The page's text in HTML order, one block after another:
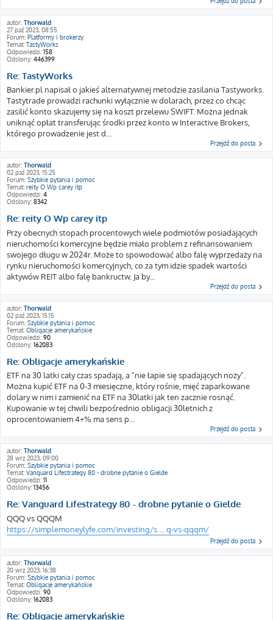
autor: Thorwald
27 paź 2023, 08:55
Forum: Platformy i brokerzy
Temat: TastyWorks
Odpowiedzi: 158
Odsłony: 446399
Re: TastyWorks
Bankier.pl napisał o jakieś alternatywnej metodzie zasilania Tastyworks.
Tastytrade prowadzi rachunki wyłącznie w dolarach, przez co chcąc
zasilić konto skazujemy się na koszt przelewu SWIFT. Można jednak
uniknąć opłat transferując środki przez konto w Interactive Brokers,
którego prowadzenie jest d...
Przejdź do posta
autor: Thorwald
02 paź 2023, 15:25
Forum: Szybkie pytania i pomoc
Temat: reity O Wp carey itp
Odpowiedzi: 4
Odsłony: 8342
Re: reity O Wp carey itp
Przy obecnych stopach procentowych wiele podmiotów posiadających
nieruchomości komercyjne będzie miało problem z refinansowaniem
swojego długu w 2024r. Może to spowodować albo falę wyprzedaży na
rynku nieruchomości komercyjnych, co za tym idzie spadek wartości
aktywów REIT albo falę bankructw. Ja by...
Przejdź do posta
autor: Thorwald
02 paź 2023, 15:15
Forum: Szybkie pytania i pomoc
Temat: Obligacje amerykańskie
Odpowiedzi: 90
Odsłony: 162083
Re: Obligacje amerykańskie
ETF na 30 latki cały czas spadają, a "nie łapie się spadających noży".
Można kupić ETF na 0-3 miesięczne, który rośnie, mięć zaparkowane
dolary w nim i zamienić na ETF na 30latki jak ten zacznie rosnąć.
Kupowanie w tej chwili bezpośrednio obligacji 30letnich z
oprocentowaniem 4+% ma sens p...
Przejdź do posta
autor: Thorwald
28 wrz 2023, 09:00
Forum: Szybkie pytania i pomoc
Temat: Vanguard Lifestrategy 80 - drobne pytanie o Gielde
Odpowiedzi: 11
Odsłony: 13456
Re: Vanguard Lifestrategy 80 - drobne pytanie o Gielde
QQQ vs QQQM
https://simplemoneylyfe.com/investing/s ... q-vs-qqqm/
Przejdź do posta
autor: Thorwald
20 wrz 2023, 16:38
Forum: Szybkie pytania i pomoc
Temat: Obligacje amerykańskie
Odpowiedzi: 90
Odsłony: 162083
Re: Obligacje amerykańskie